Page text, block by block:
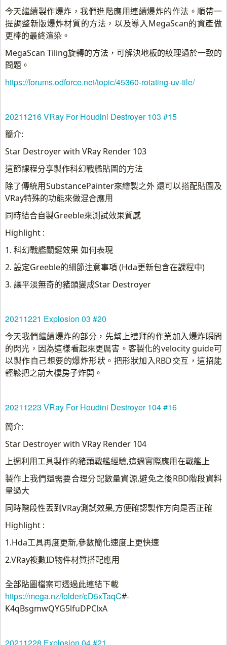
今天繼續製作爆炸，我們進階應用連續爆炸的作法。順帶一
提調整新版爆炸材質的方法，以及導入MegaScan的資產做
更棒的最終渲染。
MegaScan Tiling旋轉的方法，可解決地板的紋理過於一致的
問題。
https://forums.odforce.net/topic/45360-rotating-uv-tile/
20211216 VRay For Houdini Destroyer 103 #15
簡介:
Star Destroyer with VRay Render 103
這節課程分享製作科幻戰艦貼圖的方法
除了傳統用SubstancePainter來繪製之外 還可以搭配貼圖及
VRay特殊的功能來做混合應用
同時結合自製Greeble來測試效果質感
Highlight :
1. 科幻戰艦關鍵效果 如何表現
2. 設定Greeble的細節注意事項 (Hda更新包含在課程中)
3. 讓平淡無奇的豬頭變成Star Destroyer
20211221 Explosion 03 #20
今天我們繼續爆炸的部分，先幫上禮拜的作業加入爆炸瞬間
的閃光，因為這樣看起來更厲害。客製化的velocity guide可
以製作自己想要的爆炸形狀。把形狀加入RBD交互，這招能
輕鬆把之前大樓房子炸開。
20211223 VRay For Houdini Destroyer 104 #16
簡介:
Star Destroyer with VRay Render 104
上週利用工具製作的豬頭戰艦經驗,這週實際應用在戰艦上
製作上我們還需要合理分配數量資源,避免之後RBD階段資料
量過大
同時階段性丟到VRay測試效果,方便確認製作方向是否正確
Highlight :
1.Hda工具再度更新,參數簡化速度上更快速
2.VRay複數ID物件材質搭配應用
全部貼圖檔案可透過此連結下載
https://mega.nz/folder/cD5xTaqC#-
K4qBsgmwQYG5lfuDPClxA